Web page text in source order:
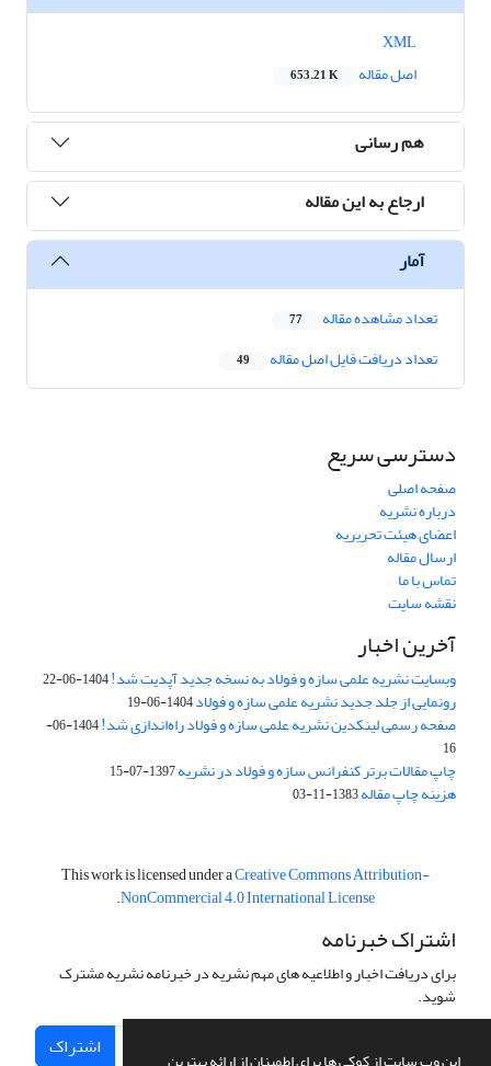
اصل مقاله
653.21 K
هم رسانی
ارجاع به این مقاله
آمار
تعداد مشاهده مقاله 77
تعداد دریافت فایل اصل مقاله 49
دسترسی سریع
صفحه اصلی
درباره نشریه
اعضای هیئت تحریریه
ارسال مقاله
تماس با ما
نقشه سایت
آخرین اخبار
وبسایت نشریه علمی سازه و فولاد به نسخه جدید آپدیت شد!1404-06-22
رونمایی از جلد جدید نشریه علمی سازه و فولاد1404-06-19
صفحه رسمی لینکدین نشریه علمی سازه و فولاد راه‌اندازی شد!
1404-06-
16
چاپ مقالات برتر کنفرانس سازه و فولاد در نشریه1397-07-15
هزینه چاپ مقاله1383-11-03
This work is licensed under aCreative Commons Attribution-
NonCommercial 4.0 International License
.
اشتراک خبرنامه
برای دریافت اخبار و اطلاعیه های مهم نشریه در خبرنامه نشریه مشترک
شوید.
اشتراک